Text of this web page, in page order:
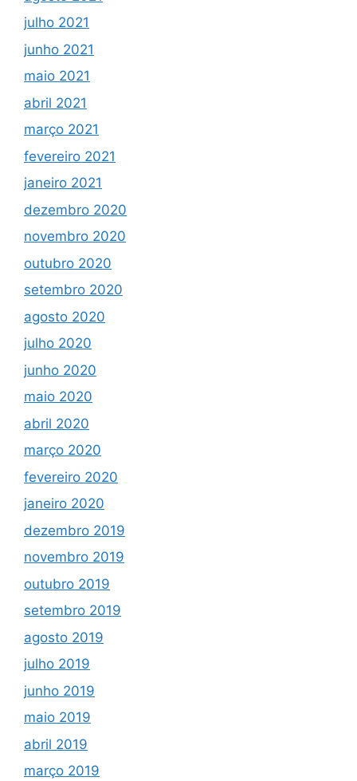
julho 2021
junho 2021
maio 2021
abril 2021
março 2021
fevereiro 2021
janeiro 2021
dezembro 2020
novembro 2020
outubro 2020
setembro 2020
agosto 2020
julho 2020
junho 2020
maio 2020
abril 2020
março 2020
fevereiro 2020
janeiro 2020
dezembro 2019
novembro 2019
outubro 2019
setembro 2019
agosto 2019
julho 2019
junho 2019
maio 2019
abril 2019
março 2019